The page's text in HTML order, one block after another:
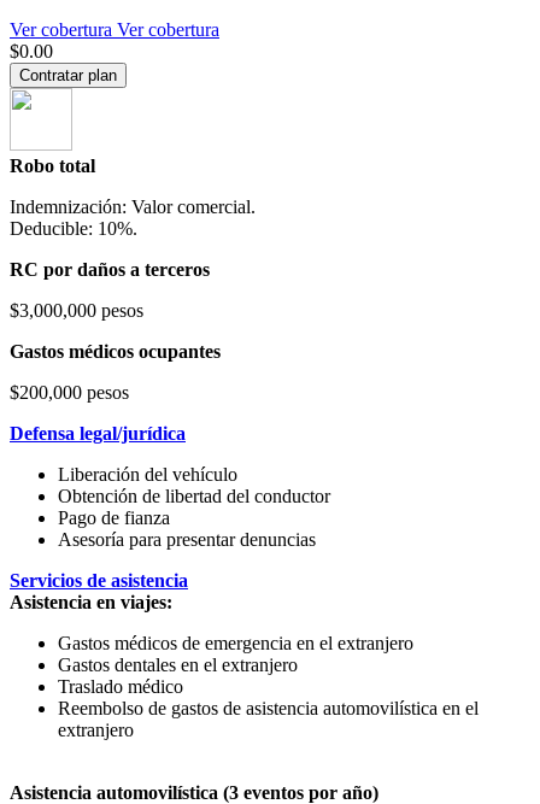
Ver cobertura Ver cobertura
$0.00
Contratar plan
Robo total
Indemnización: Valor comercial.
Deducible: 10%.
RC por daños a terceros
$3,000,000 pesos
Gastos médicos ocupantes
$200,000 pesos
Defensa legal/jurídica
Liberación del vehículo
Obtención de libertad del conductor
Pago de fianza
Asesoría para presentar denuncias
Servicios de asistencia
Asistencia en viajes:
Gastos médicos de emergencia en el extranjero
Gastos dentales en el extranjero
Traslado médico
Reembolso de gastos de asistencia automovilística en el
extranjero
Asistencia automovilística (3 eventos por año)